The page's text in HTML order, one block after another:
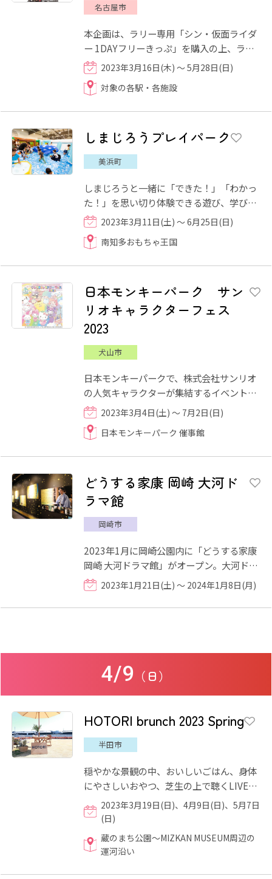
名古屋市
本企画は、ラリー専用「シン・仮面ライダ
ー 1DAYフリーきっぷ」を購入の上、ラリ
ー対象6駅(対象駅：国府宮駅・栄生駅・太
田川駅・堀田駅・本笠寺駅...
2023年3月16日(木) ～ 5月28日(日)
対象の各駅・各施設
しまじろうプレイパーク
美浜町
しまじろうと一緒に「できた！」「わかっ
た！」を思い切り体験できる遊び、学び空
間です。幼児期の学びの入口は遊びです。
どんな体験も学びにつな...
2023年3月11日(土) ～ 6月25日(日)
南知多おもちゃ王国
日本モンキーパーク サン
リオキャラクターフェス
2023
犬山市
日本モンキーパークで、株式会社サンリオ
の人気キャラクターが集結するイベント
「サンリオキャラクターフェス｣が開催さ
れます。 サンリオキャラ...
2023年3月4日(土) ～ 7月2日(日)
日本モンキーパーク 催事館
どうする家康 岡崎 大河ド
ラマ館
岡崎市
2023年1月に岡崎公園内に「どうする家康
岡崎 大河ドラマ館」がオープン。大河ドラ
マ「どうする家康」の世界観に触れなが
ら、家康公の一生や三河武...
2023年1月21日(土) ～ 2024年1月8日(月)
4/9 （日）
HOTORI brunch 2023 Spring
半田市
穏やかな景観の中、おいしいごはん、身体
にやさしいおやつ、芝生の上で聴くLIVE、
ワークショップやお買い物など、半田運河
のほとりで、水辺を散策...
2023年3月19日(日)、4月9日(日)、5月7日
(日)
蔵のまち公園～MIZKAN MUSEUM周辺の
運河沿い